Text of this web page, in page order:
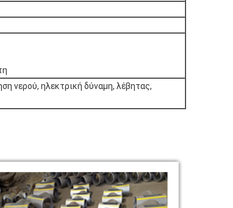
νερού, ηλεκτρική δύναμη, λέβητας,